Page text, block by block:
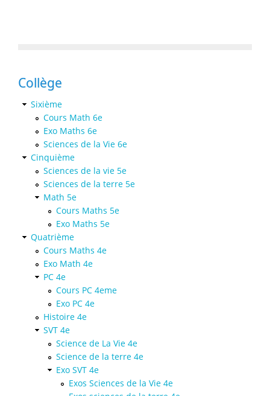
Collège
Sixième
Cours Math 6e
Exo Maths 6e
Sciences de la Vie 6e
Cinquième
Sciences de la vie 5e
Sciences de la terre 5e
Math 5e
Cours Maths 5e
Exo Maths 5e
Quatrième
Cours Maths 4e
Exo Math 4e
PC 4e
Cours PC 4eme
Exo PC 4e
Histoire 4e
SVT 4e
Science de La Vie 4e
Science de la terre 4e
Exo SVT 4e
Exos Sciences de la Vie 4e